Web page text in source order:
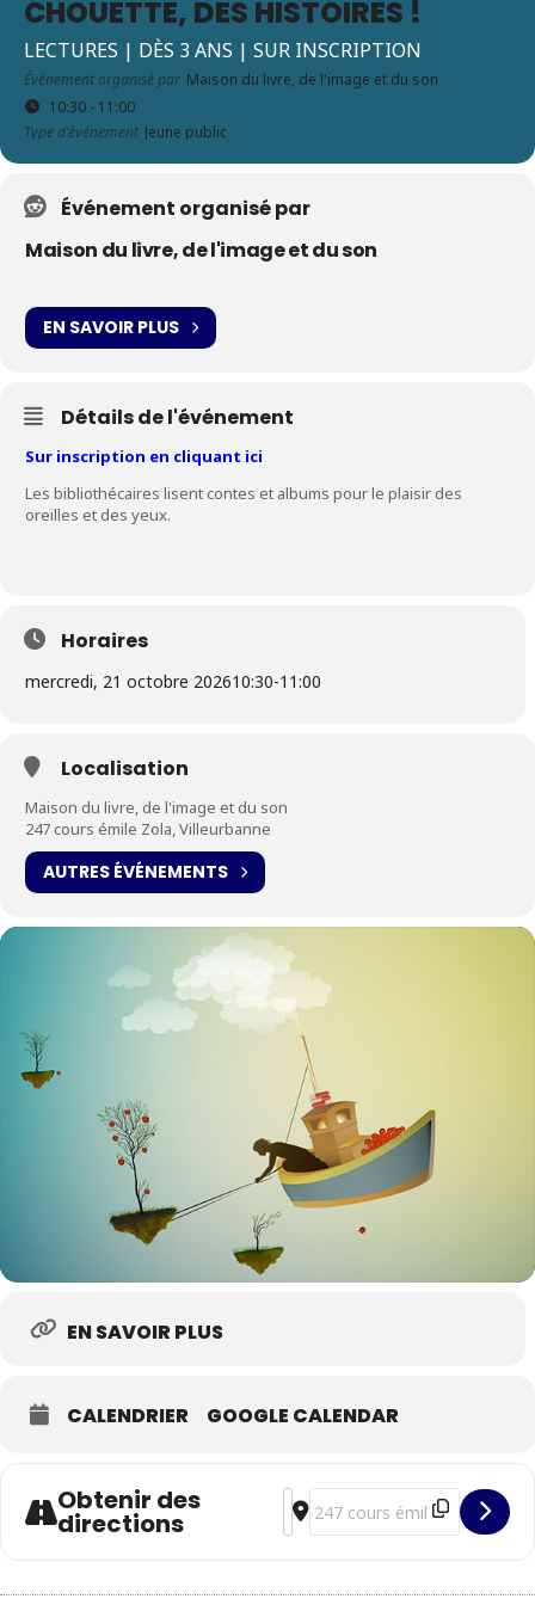
CHOUETTE, DES HISTOIRES !
LECTURES | DÈS 3 ANS | SUR INSCRIPTION
Événement organisé par Maison du livre, de l'image et du son
10:30 - 11:00
Type d'événement Jeune public
Événement organisé par
Maison du livre, de l'image et du son
EN SAVOIR PLUS
Détails de l'événement
Sur inscription en cliquant ici
Les bibliothécaires lisent contes et albums pour le plaisir des
oreilles et des yeux.
Horaires
mercredi, 21 octobre 202610:30-11:00
Localisation
Maison du livre, de l'image et du son
247 cours émile Zola, Villeurbanne
AUTRES ÉVÉNEMENTS
EN SAVOIR PLUS
CALENDRIER GOOGLE CALENDAR
Obtenir des
directions
Address - Chouette, des
Destination Address -